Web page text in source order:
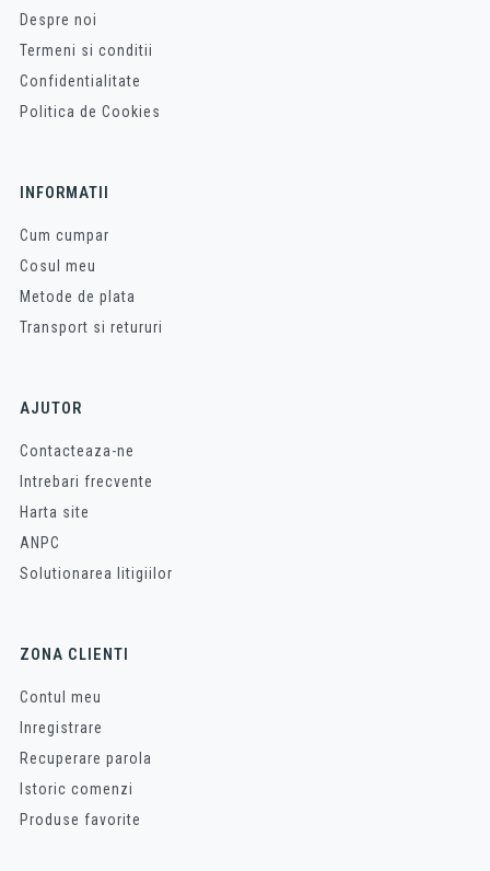
Despre noi
Termeni si conditii
Confidentialitate
Politica de Cookies
INFORMATII
Cum cumpar
Cosul meu
Metode de plata
Transport si retururi
AJUTOR
Contacteaza-ne
Intrebari frecvente
Harta site
ANPC
Solutionarea litigiilor
ZONA CLIENTI
Contul meu
Inregistrare
Recuperare parola
Istoric comenzi
Produse favorite